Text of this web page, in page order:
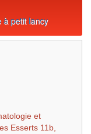
à petit lancy
et
Esserts 11b,